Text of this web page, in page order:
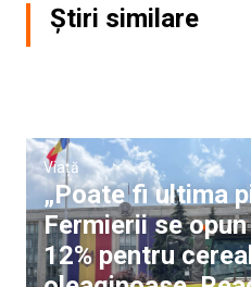
Știri similare
Viață
„Poate fi ultima
Fermierii se
12% pentru